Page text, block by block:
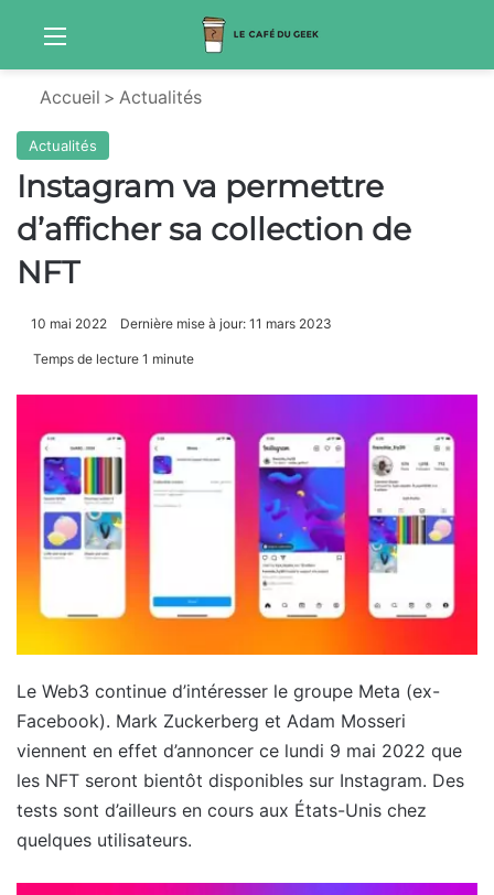
Menu
Accueil > Actualités
Actualités
Instagram va permettre
d’afficher sa collection de
NFT
10 mai 2022 Dernière mise à jour: 11 mars 2023
Temps de lecture 1 minute
Le Web3 continue d’intéresser le groupe Meta (ex-
Facebook). Mark Zuckerberg et Adam Mosseri
viennent en effet d’annoncer ce lundi 9 mai 2022 que
les NFT seront bientôt disponibles sur Instagram. Des
tests sont d’ailleurs en cours aux États-Unis chez
quelques utilisateurs.